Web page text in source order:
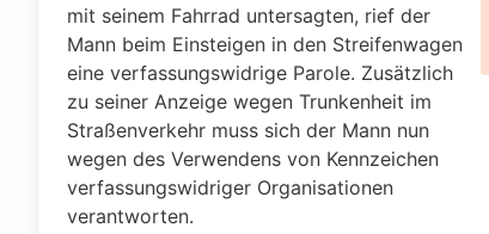
mit seinem Fahrrad untersagten, rief der
Mann beim Einsteigen in den Streifenwagen
eine verfassungswidrige Parole. Zusätzlich
zu seiner Anzeige wegen Trunkenheit im
Straßenverkehr muss sich der Mann nun
wegen des Verwendens von Kennzeichen
verfassungswidriger Organisationen
verantworten.